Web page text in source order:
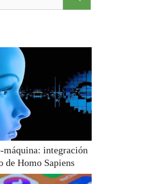
máquina: integración
Homo Sapiens